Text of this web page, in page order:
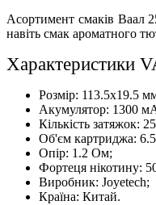
Асортимент смаків Ваал
навіть смак ароматного
Характеристики
Розмір: 113.5x19.5
Акумулятор: 1300
Кількість затяжок:
Об'єм картриджа:
Опір: 1.2 Ом;
Фортеця нікотину:
Виробник: Joyetech;
Країна: Китай.